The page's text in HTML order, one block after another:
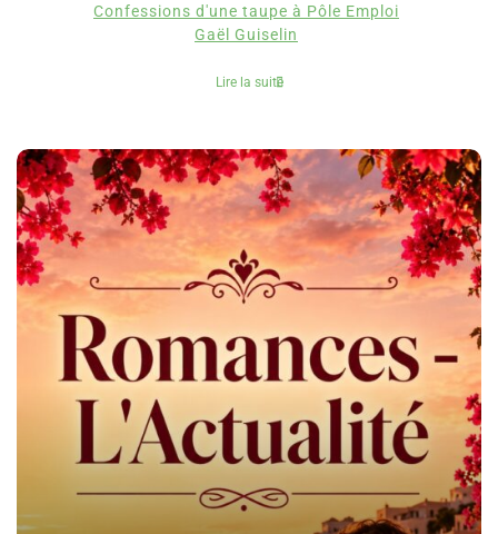
Confessions d'une taupe à Pôle Emploi
Gaël Guiselin
Lire la suite